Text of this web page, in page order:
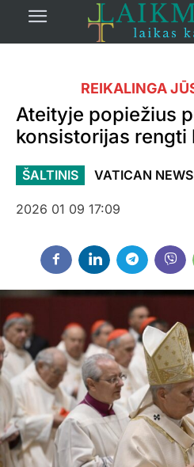
REIKALINGA
Ateityje popiežius
konsistorijas rengti
ŠALTINIS VATICAN NEWS
2026 01 09 17:09